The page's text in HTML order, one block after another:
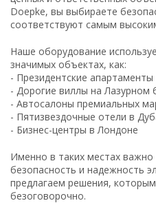
Doepke, вы выбираете
соответствуют самым
Наше оборудование
значимых объектах, как:
- Президентские
- Дорогие виллы на Лазурном
- Автосалоны премиальных
- Пятизвездочные отели в
- Бизнес-центры в Лондоне
Именно в таких местах
безопасность и надежность
предлагаем решения,
безоговорочно.